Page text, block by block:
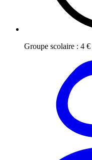
Groupe scolaire : 4 €